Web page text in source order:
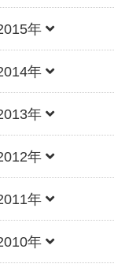
年
年
年
年
年
年